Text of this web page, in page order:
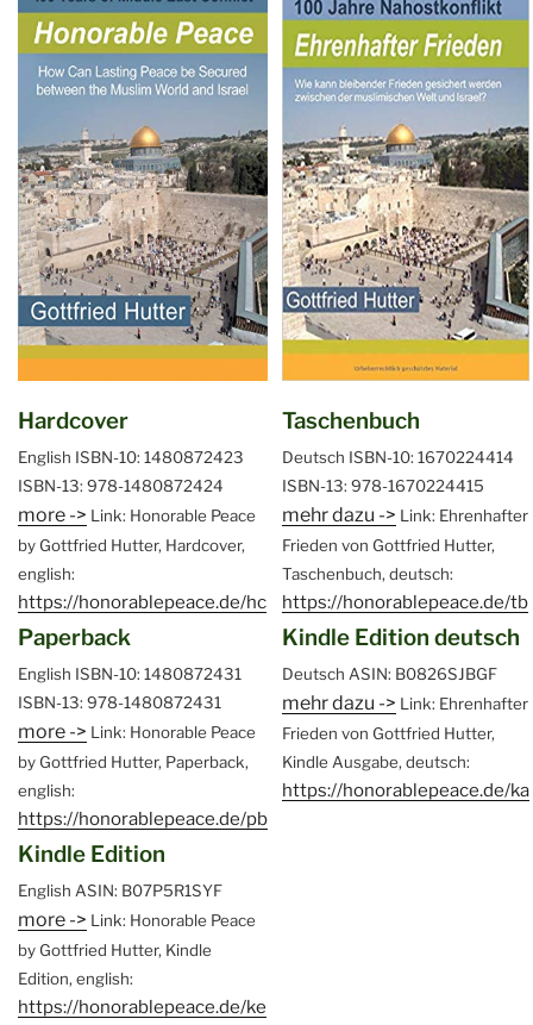
Hardcover
English ISBN-10: 1480872423
ISBN-13: 978-1480872424
more -> Link: Honorable Peace
by Gottfried Hutter, Hardcover,
english:
https://honorablepeace.de/hc
Paperback
English ISBN-10: 1480872431
ISBN-13: 978-1480872431
more -> Link: Honorable Peace
by Gottfried Hutter, Paperback,
english:
https://honorablepeace.de/pb
Kindle Edition
English ASIN: B07P5R1SYF
more -> Link: Honorable Peace
by Gottfried Hutter, Kindle
Edition, english:
https://honorablepeace.de/ke
Taschenbuch
Deutsch ISBN-10: 1670224414
ISBN-13: 978-1670224415
mehr dazu -> Link: Ehrenhafter
Frieden von Gottfried Hutter,
Taschenbuch, deutsch:
https://honorablepeace.de/tb
Kindle Edition deutsch
Deutsch ASIN: B0826SJBGF
mehr dazu -> Link: Ehrenhafter
Frieden von Gottfried Hutter,
Kindle Ausgabe, deutsch:
https://honorablepeace.de/ka